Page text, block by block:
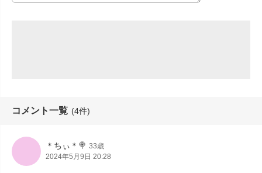
コメント一覧 (4件)
＊ちぃ＊🍭 33歳
2024年5月9日 20:28